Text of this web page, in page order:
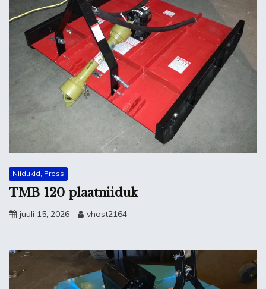
Niidukid, Press
TMB 120 plaatniiduk
juuli 15, 2026 vhost2164